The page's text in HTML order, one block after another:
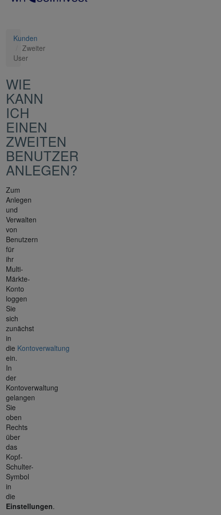
Kunden
Zweiter
User
WIE
KANN
ICH
EINEN
ZWEITEN
BENUTZER
ANLEGEN?
Zum
Anlegen
und
Verwalten
von
Benutzern
für
ihr
Multi-
Märkte-
Konto
loggen
Sie
sich
zunächst
in
die Kontoverwaltung
ein.
In
der
Kontoverwaltung
gelangen
Sie
oben
Rechts
über
das
Kopf-
Schulter-
Symbol
in
die
Einstellungen.